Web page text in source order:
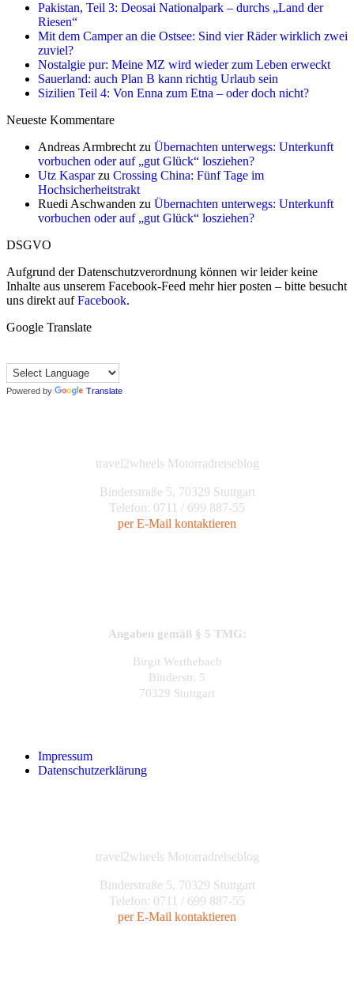
Pakistan, Teil 3: Deosai Nationalpark – durchs „Land der
Riesen“
Mit dem Camper an die Ostsee: Sind vier Räder wirklich zwei
zuviel?
Nostalgie pur: Meine MZ wird wieder zum Leben erweckt
Sauerland: auch Plan B kann richtig Urlaub sein
Sizilien Teil 4: Von Enna zum Etna – oder doch nicht?
Neueste Kommentare
Andreas Armbrecht zu Übernachten unterwegs: Unterkunft
vorbuchen oder auf „gut Glück“ losziehen?
Utz Kasparzu Crossing China: Fünf Tage im
Hochsicherheitstrakt
Ruedi Aschwanden zu Übernachten unterwegs: Unterkunft
vorbuchen oder auf „gut Glück“ losziehen?
DSGVO
Aufgrund der Datenschutzverordnung können wir leider keine
Inhalte aus unserem Facebook-Feed mehr hier posten – bitte besucht
uns direkt aufFacebook.
Google Translate
Powered by Translate
travel2wheels Motorradreiseblog
Binderstraße 5, 70329 Stuttgart
Telefon: 0711 / 699 887-55
per E-Mail kontaktieren
Angaben gemäß § 5 TMG:
Birgit Werthebach
Binderstr. 5
70329 Stuttgart
Impressum
Datenschutzerklärung
travel2wheels Motorradreiseblog
Binderstraße 5, 70329 Stuttgart
Telefon: 0711 / 699 887-55
per E-Mail kontaktieren